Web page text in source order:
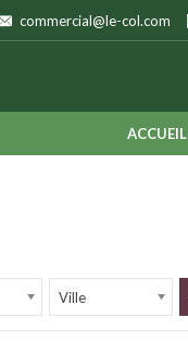
commercial@le-col.com
ACCUEIL
Ville